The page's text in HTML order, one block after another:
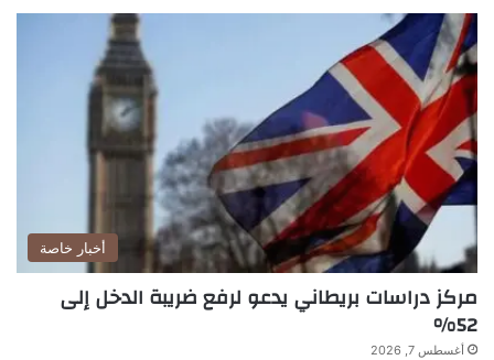
أخبار خاصة
مركز دراسات بريطاني يدعو لرفع ضريبة الدخل إلى
52%
أغسطس 7, 2026